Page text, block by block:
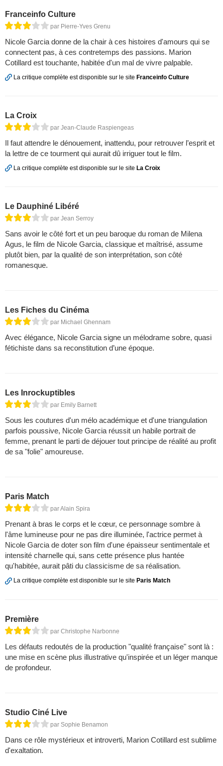
Franceinfo Culture
par Pierre-Yves Grenu
Nicole Garcia donne de la chair à ces histoires d'amours qui se
connectent pas, à ces contretemps des passions. Marion
Cotillard est touchante, habitée d'un mal de vivre palpable.
La critique complète est disponible sur le site Franceinfo Culture
La Croix
par Jean-Claude Raspiengeas
Il faut attendre le dénouement, inattendu, pour retrouver l’esprit et
la lettre de ce tourment qui aurait dû irriguer tout le film.
La critique complète est disponible sur le site La Croix
Le Dauphiné Libéré
par Jean Serroy
Sans avoir le côté fort et un peu baroque du roman de Milena
Agus, le film de Nicole Garcia, classique et maîtrisé, assume
plutôt bien, par la qualité de son interprétation, son côté
romanesque.
Les Fiches du Cinéma
par Michael Ghennam
Avec élégance, Nicole Garcia signe un mélodrame sobre, quasi
fétichiste dans sa reconstitution d’une époque.
Les Inrockuptibles
par Emily Barnett
Sous les coutures d'un mélo académique et d'une triangulation
parfois poussive, Nicole Garcia réussit un habile portrait de
femme, prenant le parti de déjouer tout principe de réalité au profit
de sa "folie" amoureuse.
Paris Match
par Alain Spira
Prenant à bras le corps et le cœur, ce personnage sombre à
l'âme lumineuse pour ne pas dire illuminée, l'actrice permet à
Nicole Garcia de doter son film d'une épaisseur sentimentale et
intensité charnelle qui, sans cette présence plus hantée
qu'habitée, aurait pâti du classicisme de sa réalisation.
La critique complète est disponible sur le site Paris Match
Première
par Christophe Narbonne
Les défauts redoutés de la production "qualité française" sont là :
une mise en scène plus illustrative qu'inspirée et un léger manque
de profondeur.
Studio Ciné Live
par Sophie Benamon
Dans ce rôle mystérieux et introverti, Marion Cotillard est sublime
d'exaltation.